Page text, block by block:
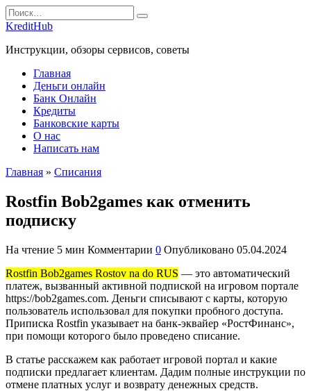
Перейти
к
Search
for:
KreditHub
Инструкции, обзоры сервисов, советы
Главная
Деньги онлайн
Банк Онлайн
Кредиты
Банковские карты
О нас
Написать нам
Главная » Списания
Rostfin Bob2games как отменить
подписку
На чтение 5 мин Комментарии 0 Опубликовано 05.04.2024
Rostfin Bob2games Rostov na do RUS — это автоматический
платеж, вызванный активной подпиской на игровом портале
https://bob2games.com. Деньги списывают с карты, которую
пользователь использовал для покупки пробного доступа.
Приписка Rostfin указывает на банк-эквайер «РостФинанс»,
при помощи которого было проведено списание.
В статье расскажем как работает игровой портал и какие
подписки предлагает клиентам. Дадим полные инструкции по
отмене платных услуг и возврату денежных средств.